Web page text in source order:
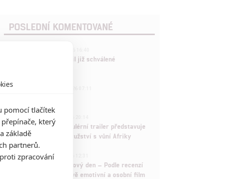
POSLEDNÍ KOMENTOVANÉ
Marvel nečekaně zrušil již schválené
1
Děti krve a kostí: Regulérní trailer představuje
akční fantasy dobrodružství s vůní Afriky
1ČLÁNEK | 30.07.2026 12:31
Spider-Man: Zbrusu nový den – Podle recenzí
máme čekat překvapivě emotivní a osobní film
pomocí tlačítek
který
základě
partnerů.
zpracování